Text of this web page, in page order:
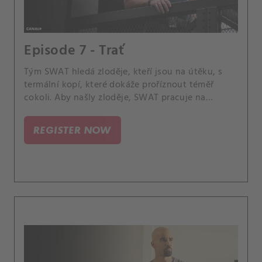
Episode 7 - Trať
Tým SWAT hledá zloděje, kteří jsou na útěku, s
termální kopí, které dokáže proříznout téměř
cokoli. Aby našly zloděje, SWAT pracuje na
REGISTER NOW